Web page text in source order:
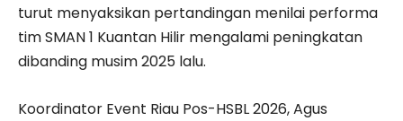
turut menyaksikan pertandingan menilai performa
tim SMAN 1 Kuantan Hilir mengalami peningkatan
dibanding musim 2025 lalu.
Koordinator Event Riau Pos-HSBL 2026, Agus